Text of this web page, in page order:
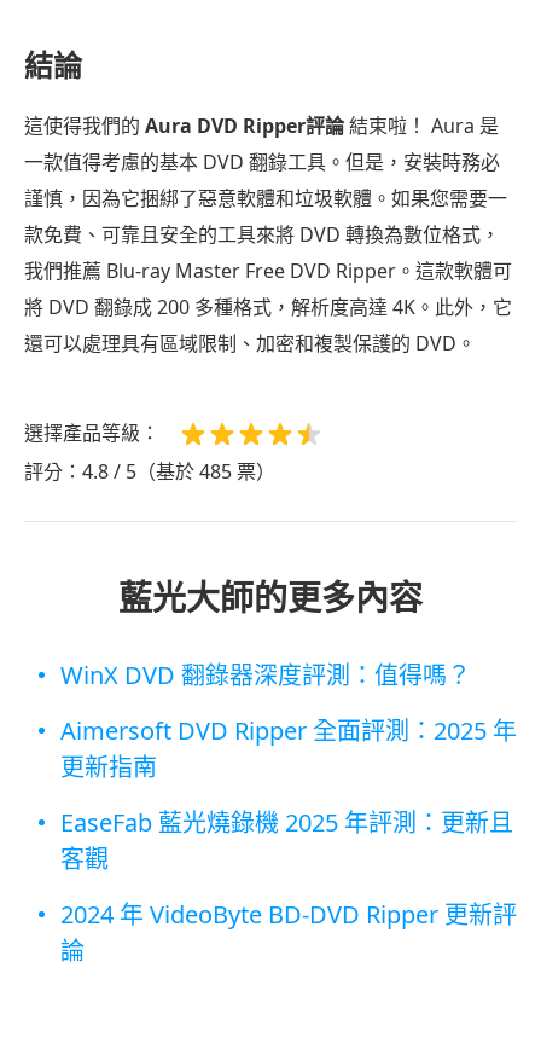
結論
這使得我們的 Aura DVD Ripper評論結束啦！ Aura 是
一款值得考慮的基本 DVD 翻錄工具。但是，安裝時務必
謹慎，因為它捆綁了惡意軟體和垃圾軟體。如果您需要一
款免費、可靠且安全的工具來將 DVD 轉換為數位格式，
我們推薦 Blu-ray Master Free DVD Ripper。這款軟體可
將 DVD 翻錄成 200 多種格式，解析度高達 4K。此外，它
還可以處理具有區域限制、加密和複製保護的 DVD。
選擇產品等級：
評分：4.8 / 5（基於 485 票）
藍光大師的更多內容
WinX DVD 翻錄器深度評測：值得嗎？
Aimersoft DVD Ripper 全面評測：2025 年
更新指南
EaseFab 藍光燒錄機 2025 年評測：更新且
客觀
2024 年 VideoByte BD-DVD Ripper 更新評
論